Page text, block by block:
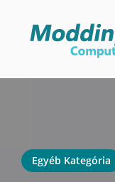
Egyéb Kategória